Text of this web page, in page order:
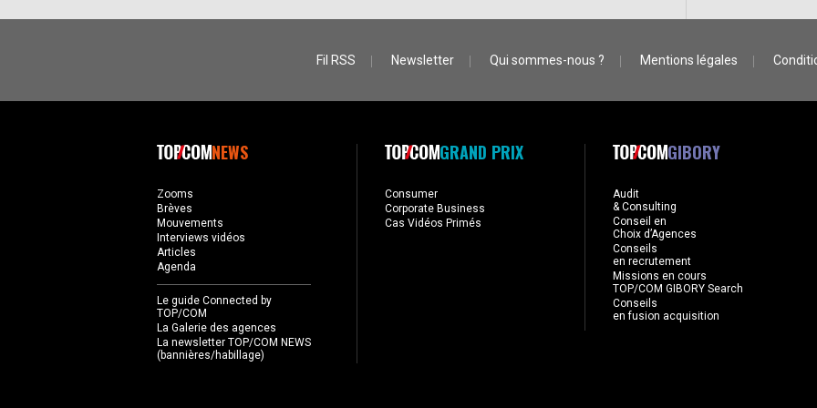
Fil RSS Newsletter Qui sommes-nous ? Mentions légales
NEWS
Zooms
Brèves
Mouvements
Interviews vidéos
Articles
Agenda
Le guide Connected by
TOP/COM
La Galerie des agences
La newsletter TOP/COM NEWS
(bannières/habillage)
GRAND PRIX
Consumer
Corporate Business
Cas Vidéos Primés
GIBORY
Audit
& Consulting
Conseil en
Choix d’Agences
Conseils
en recrutement
Missions en cours
TOP/COM GIBORY Search
Conseils
en fusion acquisition